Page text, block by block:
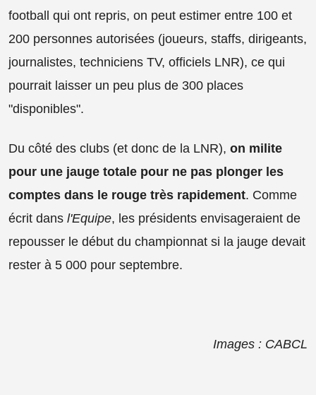
football qui ont repris, on peut estimer entre 100 et
200 personnes autorisées (joueurs, staffs, dirigeants,
journalistes, techniciens TV, officiels LNR), ce qui
pourrait laisser un peu plus de 300 places
"disponibles".
Du côté des clubs (et donc de la LNR), on milite
pour une jauge totale pour ne pas plonger les
comptes dans le rouge très rapidement. Comme
écrit dans l'Equipe, les présidents envisageraient de
repousser le début du championnat si la jauge devait
rester à 5 000 pour septembre.
Images : CABCL